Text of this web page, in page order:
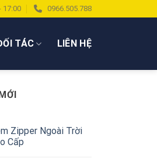
17:00 0966.505.788
TÁC LIÊN HỆ
Zipper Ngoài Trời
Cấp